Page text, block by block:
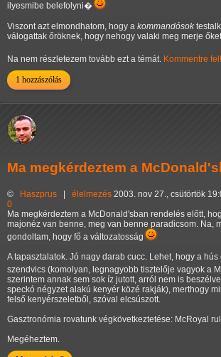
ilyesmibe belefolyni�
Viszont azt elmondhatom, hogy a kommandósok
válogattak őröknek, hogy nehogy valaki meg merje
Na nem részletezem tovább ezt a témát. Kommentre fel!
1 hozzászólás
Ma megkérdeztem a
© Haszprus | élelmezés 2003. nov 27., csütörtök
0
Ma megkérdeztem a McDonald'sban rendelés előtt,
majonéz van benne, meg van benne paradicsom. Na,
gondoltam, hogy fő a változatosság
A tapasztalatok. Jó nagy darab cucc. Lehet, hogy a
szendvics (komolyan, legnagyobb tisztelője vagyok a
szerintem annak sem sok íz jutott, arról nem is
speckó négyzet alakú kenyér közé rakják), merthogy
felső kenyérszeletből, szóval elcsúszott.
Gasztronómia rovatunk végkövetkeztetése: McRoyal
Megéheztem.